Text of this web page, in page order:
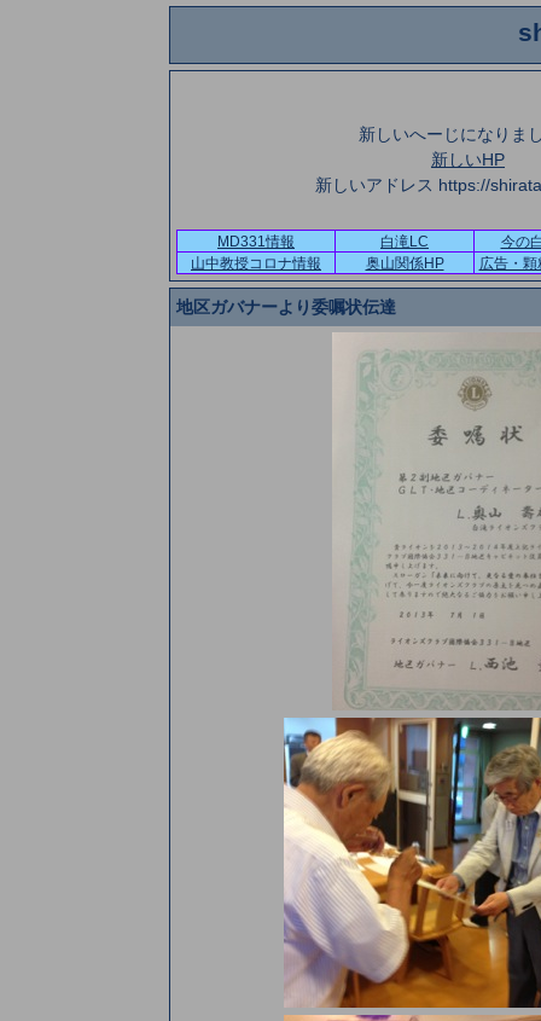
新しいへーじになりま
新しいHP
新しいアドレス https://
MD331情報 白滝LC
今の
山中教授コロナ情報
奥山関係HP 広告・
地区ガバナーより委嘱状伝達